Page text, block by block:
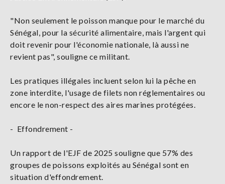
"Non seulement le poisson manque pour le marché du
Sénégal, pour la sécurité alimentaire, mais l'argent qui
doit revenir pour l'économie nationale, là aussi ne
revient pas", souligne ce militant.
Les pratiques illégales incluent selon lui la pêche en
zone interdite, l'usage de filets non réglementaires ou
encore le non-respect des aires marines protégées.
- Effondrement -
Un rapport de l'EJF de 2025 souligne que 57% des
groupes de poissons exploités au Sénégal sont en
situation d'effondrement.